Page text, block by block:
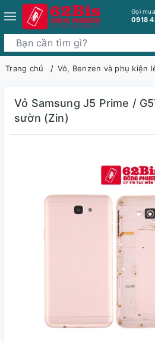
Gọi
0918
Trang chủ Vỏ, Benzen và phụ kiện
Vỏ Samsung J5 Prime /
sườn (Zin)